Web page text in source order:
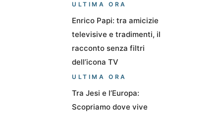
ULTIMA ORA
Enrico Papi: tra amicizie
televisive e tradimenti, il
racconto senza filtri
dell’icona TV
ULTIMA ORA
Tra Jesi e l’Europa:
Scopriamo dove vive